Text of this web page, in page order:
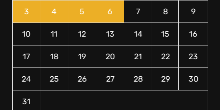
3 4 5 6 7 8 9
10 11 12 13 14 15 16
17 18 19 20 21 22 23
24 25 26 27 28 29 30
31